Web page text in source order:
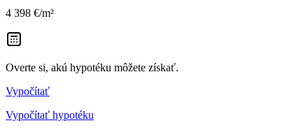
4 398 €/m²
Overte si, akú hypotéku môžete získať.
Vypočítať
Vypočítať hypotéku